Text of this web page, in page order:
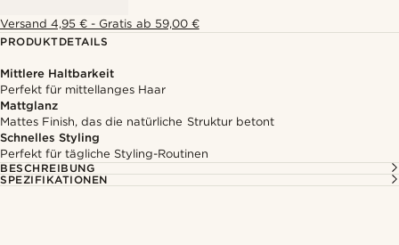
Versand 4,95 € - Gratis ab 59,00 €
PRODUKTDETAILS
Mittlere Haltbarkeit
Perfekt für mittellanges Haar
Mattglanz
Mattes Finish, das die natürliche Struktur betont
Schnelles Styling
Perfekt für tägliche Styling-Routinen
BESCHREIBUNG
SPEZIFIKATIONEN